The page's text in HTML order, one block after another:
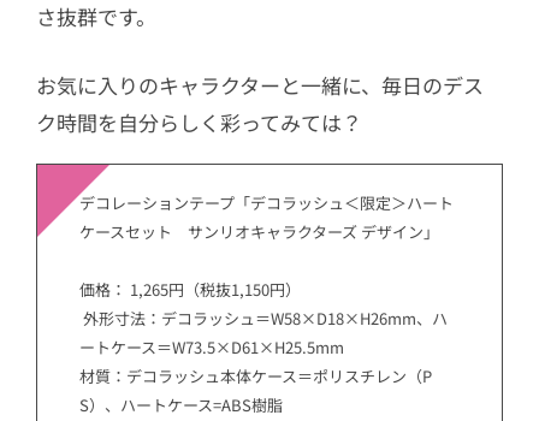
さ抜群です。
お気に入りのキャラクターと一緒に、毎日のデス
ク時間を自分らしく彩ってみては？
デコレーションテープ「デコラッシュ＜限定＞ハート
ケースセット サンリオキャラクターズ デザイン」
価格： 1,265円（税抜1,150円）
外形寸法：デコラッシュ＝W58×D18×H26mm、ハ
ートケース＝W73.5×D61×H25.5mm
材質：デコラッシュ本体ケース＝ポリスチレン（P
S）、ハートケース=ABS樹脂